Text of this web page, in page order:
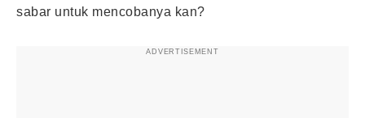
sabar untuk mencobanya kan?
ADVERTISEMENT